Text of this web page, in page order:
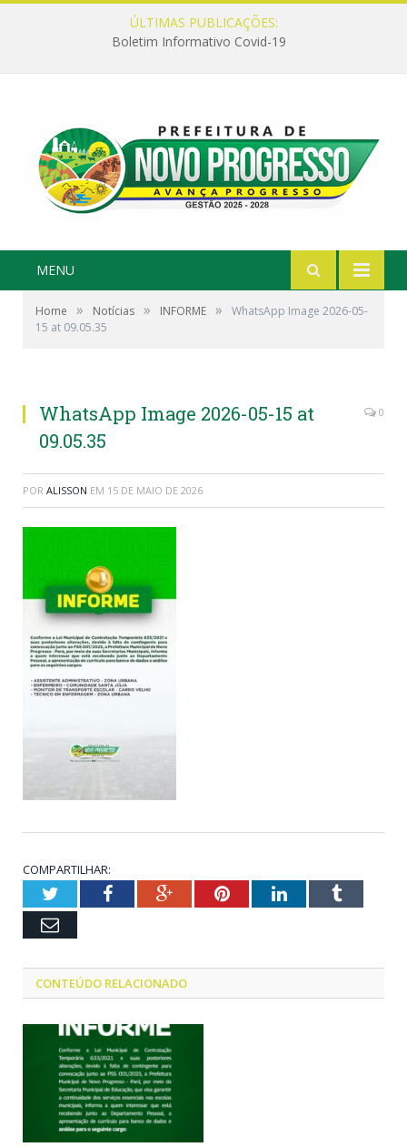
ÚLTIMAS PUBLICAÇÕES:
Boletim Informativo Covid-19
MENU
Home » Notícias » INFORME »
WhatsApp Image 2026-05-
15 at 09.05.35
WhatsApp Image 2026-05-15 at
09.05.35
0
POR ALISSON EM 15 DE MAIO DE 2026
COMPARTILHAR:
TwitterFacebookGoogle+PinterestLinkedInTumblr
Email
CONTEÚDO RELACIONADO